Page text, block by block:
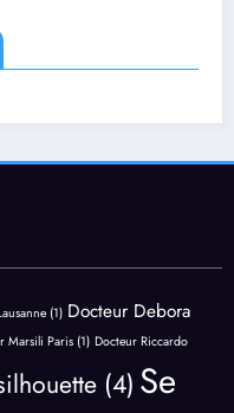
(1) Docteur Debora
Marsili Paris (1) Docteur Riccardo
(4) Se